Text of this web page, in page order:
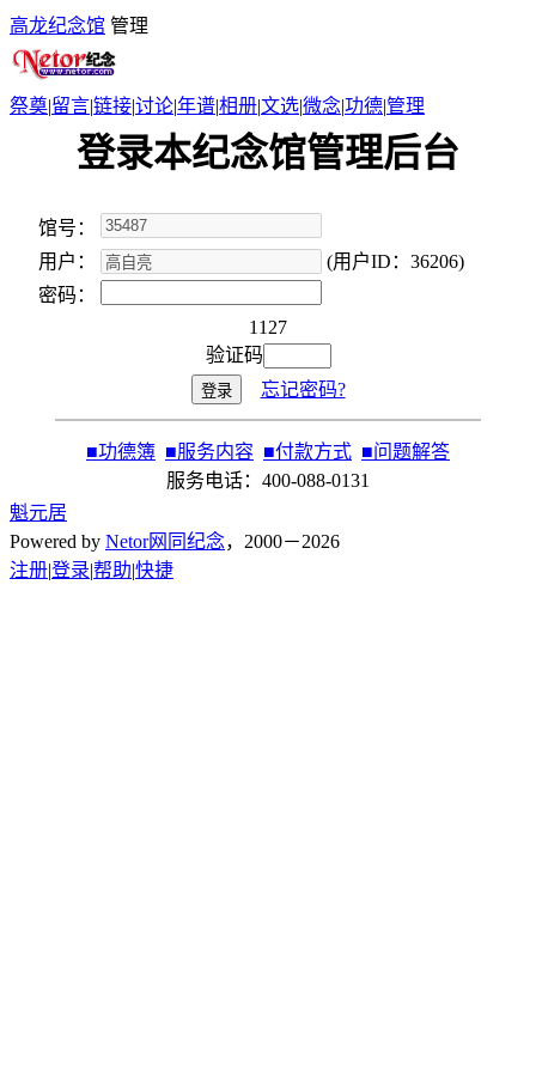
高龙纪念馆 管理
祭奠|留言|链接|讨论|年谱|相册|文选|微念|功德|管理
登录本纪念馆管理后台
馆号：
用户：
(用户ID：36206)
密码：
1127
验证码
忘记密码?
■功德簿 ■服务内容 ■付款方式 ■问题解答
服务电话：400-088-0131
魁元居
Powered by Netor网同纪念，2000－2026
注册|登录|帮助|快捷